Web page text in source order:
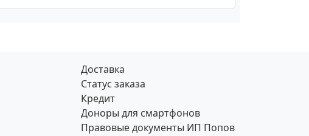
Доставка
Статус заказа
Кредит
Доноры для смартфонов
Правовые документы ИП Попов